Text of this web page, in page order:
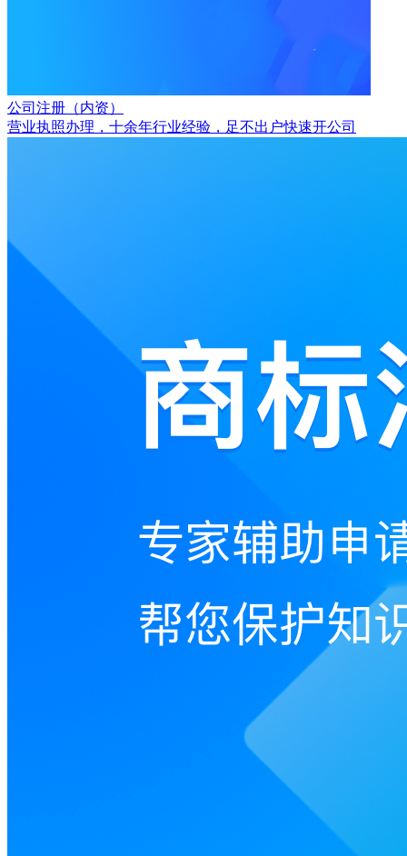
公司注册（内资）
营业执照办理，十余年行业经验，足不出户快速开公司